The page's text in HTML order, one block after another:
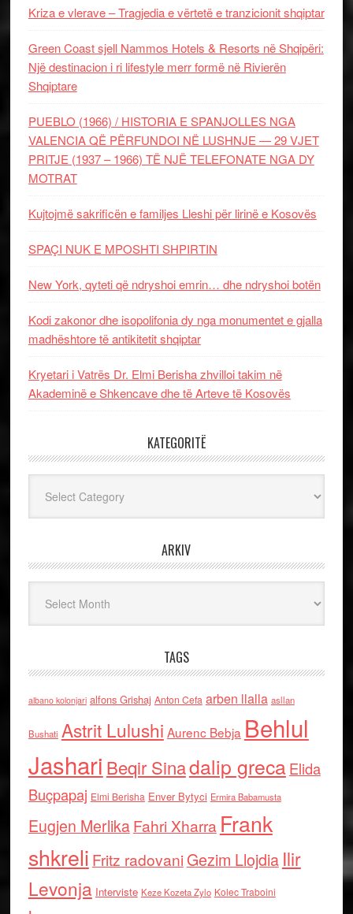
Kriza e vlerave – Tragjedia e vërtetë e tranzicionit shqiptar
Green Coast sjell Nammos Hotels & Resorts në Shqipëri:
Një destinacion i ri lifestyle merr formë në Rivierën
Shqiptare
PUEBLO (1966) / HISTORIA E SPANJOLLES NGA
VALENCIA QË PËRFUNDOI NË LUSHNJE — 29 VJET
PRITJE (1937 – 1966) TË NJË TELEFONATE NGA DY
MOTRAT
Kujtojmë sakrificën e familjes Lleshi për lirinë e Kosovës
SPAÇI NUK E MPOSHTI SHPIRTIN
New York, qyteti që ndryshoi emrin… dhe ndryshoi botën
Kodi zakonor dhe isopolifonia dy nga monumentet e gjalla
madhështore të antikitetit shqiptar
Kryetari i Vatrës Dr. Elmi Berisha zhvilloi takim në
Akademinë e Shkencave dhe të Arteve të Kosovës
KATEGORITË
ARKIV
TAGS
albano kolonjari alfons Grishaj Anton Cefa arben llalla asllan
Bushati Astrit Lulushi Aurenc Bebja Behlul
Jashari Beqir Sinadalip grecaElida
Buçpapaj Elmi Berisha Enver Bytyci Ermira Babamusta
Eugjen MerlikaFahri Xharra Frank
shkreli Fritz radovaniGezim Llojdia Ilir
Levonja Interviste Keze Kozeta Zylo Kolec Traboini